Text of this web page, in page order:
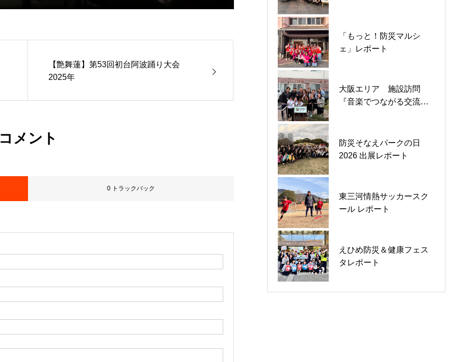
【艶舞蓮】第53回初台阿波踊り大会
2025年
コメント
0 トラックバック
「もっと！防災マルシ
ェ」レポート
大阪エリア 施設訪問
『音楽でつながる交流
防災そなえパークの日
2026 出展レポート
東三河情熱サッカースク
ール レポート
えひめ防災＆健康フェス
タレポート
情熱４周年 音楽療法体験
レポート
田母神さんテント訓練
湘南国際リレーマラソン
2025 ＠平塚総合公園レポ
インクルーシブ防災講習
レポート
えひめ防災＆健康フェス
タレポート
富士山麓の2大会でボラン
ティア活動を行いました
「小牧児童館」つながる
防災プロジェクト ダンボ
原子力防災勉強会2025 in
静岡 レポート
対テロ講習レポート
第20回湘南国際マラソン
2025レポート